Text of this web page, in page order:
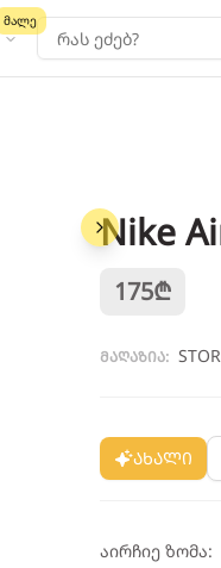
მალე
Nike
175₾
მაღაზია:
ახალი
აირჩიე ზომა: